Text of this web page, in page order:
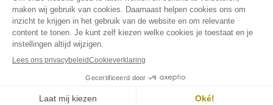
© 2026 Drogisterij Het Geheim | Alle rechten voorbehouden |
Webdesign en hosting door Madoo|Sitemap
Mijn account